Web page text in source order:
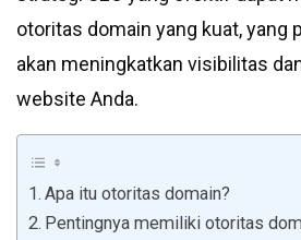
otoritas domain yang kuat, yang
akan meningkatkan visibilitas
website Anda.
Apa itu otoritas domain?
Pentingnya memiliki otoritas